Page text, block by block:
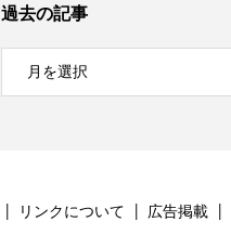
過去の記事
リンクについて 広告掲載